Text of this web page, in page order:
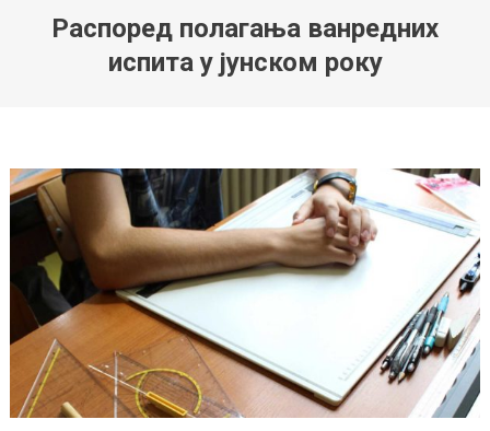
Распоред полагања ванредних
испита у јунском року